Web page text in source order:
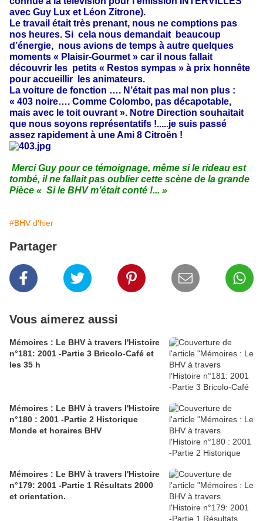
avec Guy Lux et Léon Zitrone).
Le travail était très prenant, nous ne comptions pas
nos heures. Si cela nous demandait beaucoup
d’énergie, nous avions de temps à autre quelques
moments « Plaisir-Gourmet » car il nous fallait
découvrir les petits « Restos sympas » à prix honnête
pour accueillir les animateurs.
La voiture de fonction …. N’était pas mal non plus :
« 403 noire…. Comme Colombo, pas décapotable,
mais avec le toit ouvrant ». Notre Direction souhaitait
que nous soyons représentatifs !.....je suis passé
assez rapidement à une Ami 8 Citroën !
Merci Guy pour ce témoignage, même si le rideau est
tombé, il ne fallait pas oublier cette scène de la grande
Pièce « Si le BHV m’était conté !... »
#BHV d'hier
Partager
Vous aimerez aussi
Mémoires : Le BHV à travers l'Histoire
n°181: 2001 -Partie 3 Bricolo-Café et
les 35 h
Mémoires : Le BHV à travers l'Histoire
n°180 : 2001 -Partie 2 Historique
Monde et horaires BHV
Mémoires : Le BHV à travers l'Histoire
n°179: 2001 -Partie 1 Résultats 2000
et orientation.